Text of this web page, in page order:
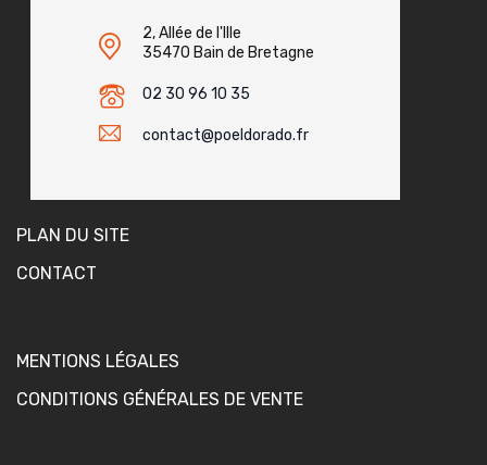
2, Allée de l'Ille
35470 Bain de Bretagne
02 30 96 10 35
contact@poeldorado.fr
PLAN DU SITE
CONTACT
MENTIONS LÉGALES
CONDITIONS GÉNÉRALES DE VENTE